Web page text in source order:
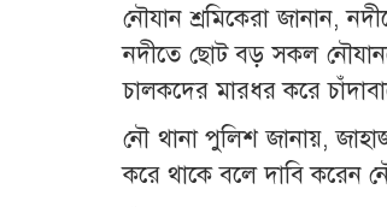
নৌযান শ্রমিকেরা জানান,
নদীতে ছোট বড় সকল
চালকদের মারধর করে
নৌ থানা পুলিশ জানায়,
করে থাকে বলে দাবি করেন